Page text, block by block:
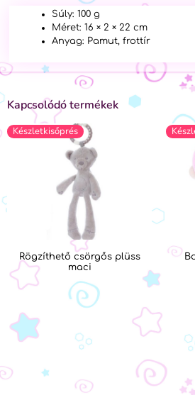
Súly: 100 g
Méret: 16 × 2 × 22 cm
Anyag: Pamut, frottír
Kapcsolódó termékek
Készletkisőprés
Rögzíthető csörgős plüss
maci